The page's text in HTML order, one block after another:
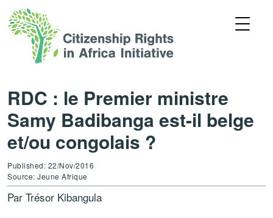
RDC : le Premier ministre
Samy Badibanga est-il belge
et/ou congolais ?
Published: 22/Nov/2016
Source: Jeune Afrique
Par Trésor Kibangula